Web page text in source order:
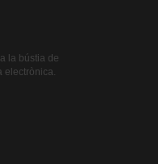
la bústia de
electrònica.